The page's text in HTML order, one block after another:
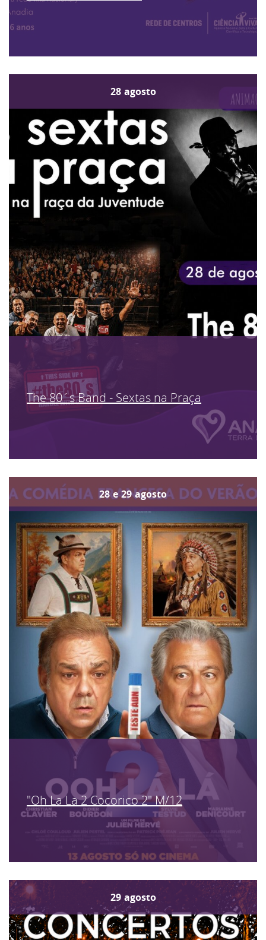
28 agosto
The 80´s Band - Sextas na Praça
28 e 29 agosto
"Oh La La 2 Cocorico 2" M/12
29 agosto